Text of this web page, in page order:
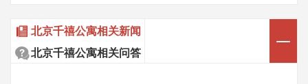
北京千禧公寓相关新闻
北京千禧公寓相关问答